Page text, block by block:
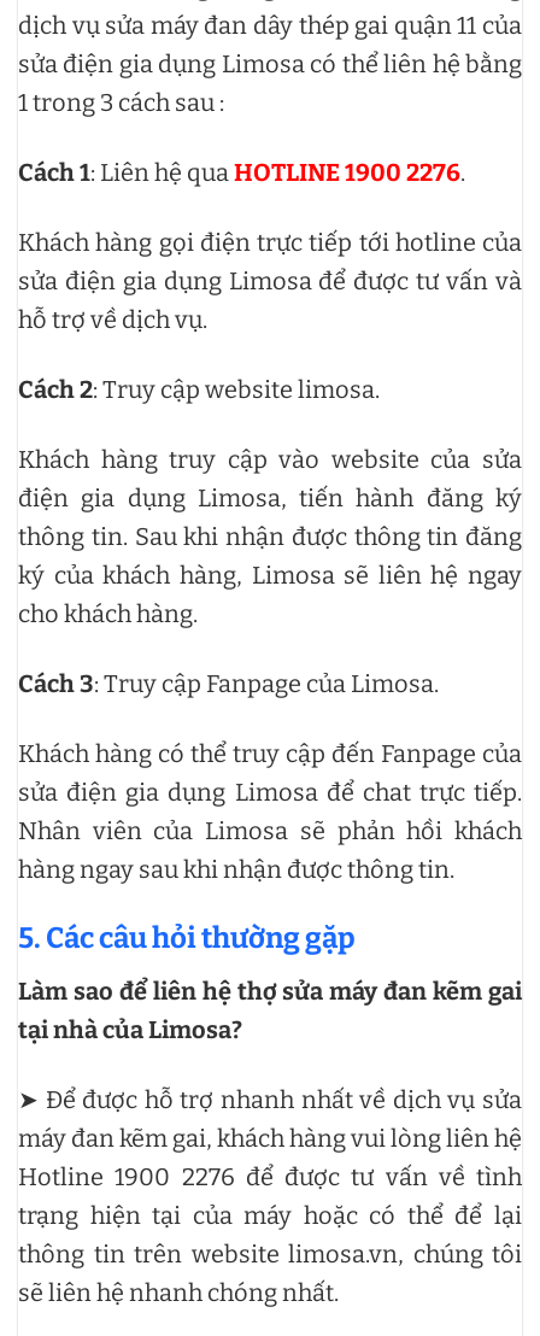
dịch vụ sửa máy đan dây thép gai quận 11 của
sửa điện gia dụng Limosa có thể liên hệ bằng
1 trong 3 cách sau :
Cách 1: Liên hệ quaHOTLINE 1900 2276.
Khách hàng gọi điện trực tiếp tới hotline của
sửa điện gia dụng Limosa để được tư vấn và
hỗ trợ về dịch vụ.
Cách 2: Truy cập website limosa.
Khách hàng truy cập vào website của sửa
điện gia dụng Limosa, tiến hành đăng ký
thông tin. Sau khi nhận được thông tin đăng
ký của khách hàng, Limosa sẽ liên hệ ngay
cho khách hàng.
Cách 3: Truy cập Fanpage của Limosa.
Khách hàng có thể truy cập đến Fanpage của
sửa điện gia dụng Limosa để chat trực tiếp.
Nhân viên của Limosa sẽ phản hồi khách
hàng ngay sau khi nhận được thông tin.
5. Các câu hỏi thường gặp
Làm sao để liên hệ thợ sửa máy đan kẽm gai
tại nhà của Limosa?
➤ Để được hỗ trợ nhanh nhất về dịch vụ sửa
máy đan kẽm gai, khách hàng vui lòng liên hệ
Hotline 1900 2276 để được tư vấn về tình
trạng hiện tại của máy hoặc có thể để lại
thông tin trên website limosa.vn, chúng tôi
sẽ liên hệ nhanh chóng nhất.